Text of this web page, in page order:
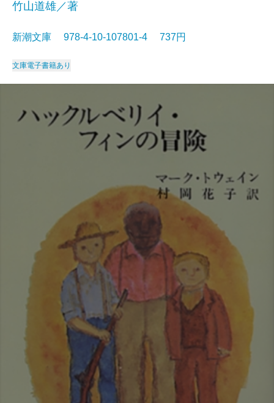
竹山道雄／著
新潮文庫 978-4-10-107801-4 737円
文庫電子書籍あり